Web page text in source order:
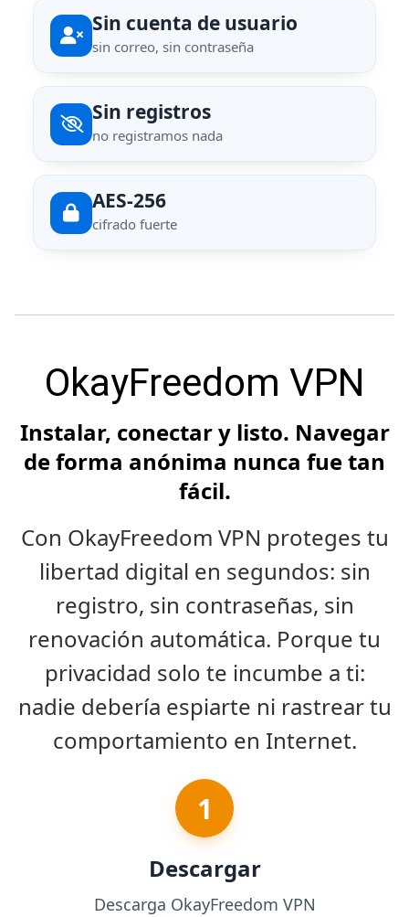
Sin cuenta de usuario
sin correo, sin contraseña
Sin registros
no registramos nada
AES-256
cifrado fuerte
OkayFreedom VPN
Instalar, conectar y listo. Navegar
de forma anónima nunca fue tan
fácil.
Con OkayFreedom VPN proteges tu
libertad digital en segundos: sin
registro, sin contraseñas, sin
renovación automática. Porque tu
privacidad solo te incumbe a ti:
nadie debería espiarte ni rastrear tu
comportamiento en Internet.
1
Descargar
Descarga OkayFreedom VPN